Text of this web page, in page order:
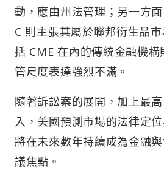
動，應由州法管理；另一方
C 則主張其屬於聯邦衍生品
括 CME 在內的傳統金融機構
管尺度表達強烈不滿。
隨著訴訟案的展開，加上最
入，美國預測市場的法律定
將在未來數年持續成為金融
議焦點。